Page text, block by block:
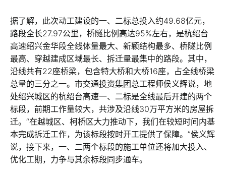
据了解，此次动工建设的一、二标总投入约49.68亿元，
路段全长27.97公里，桥隧比例高达95%左右，是杭绍台
高速绍兴金华段全线体量最大、新颖结构最多、桥隧比例
最高、穿越建成区域最长、拆迁量最集中的路段。其中，
沿线共有22座桥梁，包含特大桥和大桥16座，占全线桥梁
总量的三分之一。市交通投资集团总工程师侯义辉说，地
处绍兴城区的杭绍台高速一、二标是全线最后开建的两个
标段，前期工作量较大，共涉及沿线30万平方米的房屋拆
迁。“在越城区、柯桥区大力推动下，我们在较短时间内基
本完成拆迁工作，为该标段按时开工提供了保障。”侯义辉
说，接下来，一、二两个标段的施工单位还将加大投入、
优化工期，力争与其余标段同步通车。